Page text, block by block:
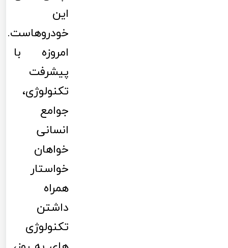
این
خودروهاست.
امروزه با
پیشرفت
تکنولوژی،
جوامع
انسانی
خواهان
خواستار
همراه
داشتن
تکنولوژی